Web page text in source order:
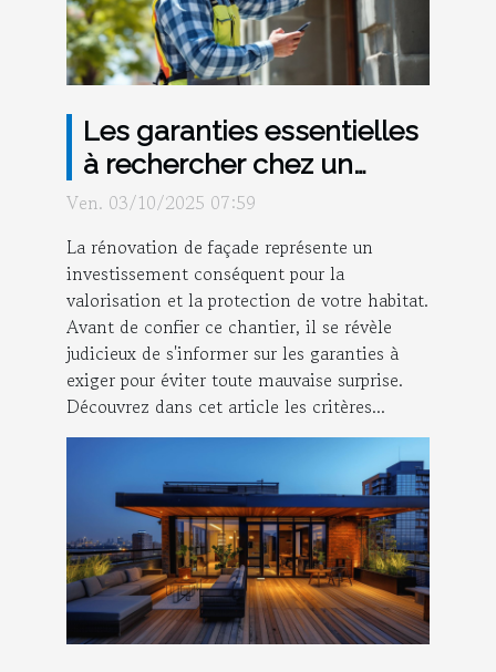
Les garanties essentielles
à rechercher chez un
rénovateur de façade
Ven. 03/10/2025 07:59
La rénovation de façade représente un
investissement conséquent pour la
valorisation et la protection de votre habitat.
Avant de confier ce chantier, il se révèle
judicieux de s'informer sur les garanties à
exiger pour éviter toute mauvaise surprise.
Découvrez dans cet article les critères...